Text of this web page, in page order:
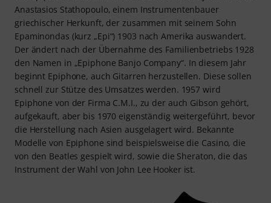
Anastasios Stathopoulo, einem Instrumentenbauer
griechischer Herkunft, der zusammen mit seinem Sohn
Epaminondas (kurz „Epi“) 1903 nach Amerika auswandert.
Der ändert nach der Übernahme des Familienbetriebs 1928
den Namen in „Epiphone Banjo Company“. In diesem Jahr
beginnt Epiphone, auch Gitarren herzustellen. Diese sollen
schnell zur Stütze des Umsatzes werden. 1957 wird
Epiphone von der Firma C.M.I., zu der auch Gibson gehört,
aufgekauft, aber bis 1970 eigenständig weitergeführt, bevor
die Herstellung nach Asien ausgelagert wird. Bekannte
Modelle von Epiphone sind beispielsweise die Casino, die
von den Beatles gespielt wird, sowie die Sheraton, die das
Instrument der Wahl von John Lee Hooker ist.